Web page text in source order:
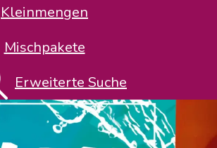
Kleinmengen
Mischpakete
Erweiterte Suche